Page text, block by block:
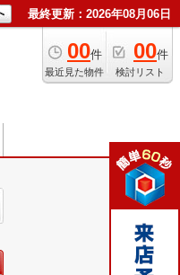
最終更新：2026年08月06日
00件
最近見た物件
00件
検討リスト